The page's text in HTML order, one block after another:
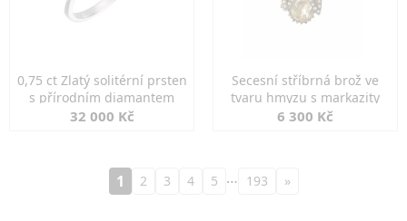
0,75 ct Zlatý solitérní prsten
s přírodním diamantem
32 000 Kč
Secesní stříbrná brož ve
tvaru hmyzu s markazity
6 300 Kč
1 2 3 4 5 … 193 »